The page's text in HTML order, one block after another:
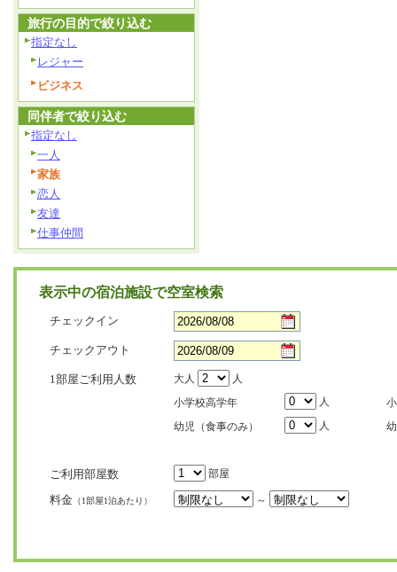
旅行の目的で絞り込む
指定なし
レジャー
ビジネス
同伴者で絞り込む
指定なし
一人
家族
恋人
友達
仕事仲間
表示中の宿泊施設で空室検索
チェックイン
チェックアウト
1部屋ご利用人数 大人
人
小学校高学年
人
幼児（食事のみ）
人
ご利用部屋数 部屋
料金 （1部屋1泊あたり） ～